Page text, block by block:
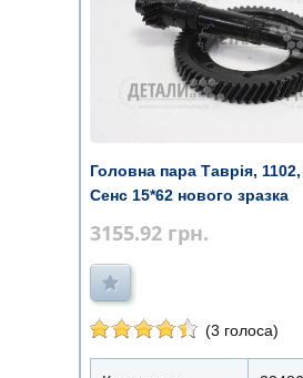
Головна пара Таврія, 1102,
Сенс 15*62 нового зразка
3155.92 грн.
(3 голоса)